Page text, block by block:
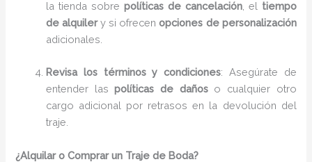
la tienda sobre políticas de cancelación, el tiempo
de alquilery si ofrecenopciones de personalización
adicionales.
Revisa los términos y condiciones: Asegúrate de
entender laspolíticas de dañoso cualquier otro
cargo adicional por retrasos en la devolución del
traje.
¿Alquilar o Comprar un Traje de Boda?